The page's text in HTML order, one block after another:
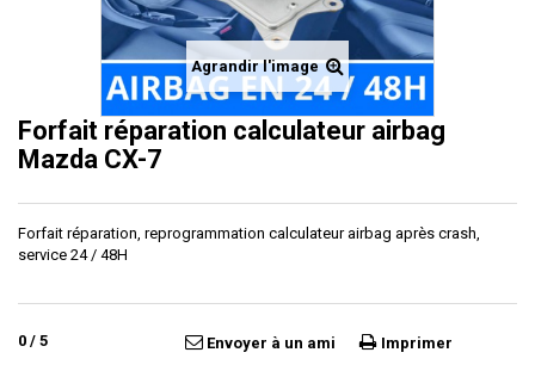
Agrandir l'image
Forfait réparation calculateur airbag
Mazda CX-7
Forfait réparation, reprogrammation calculateur airbag après crash,
service 24 / 48H
0 / 5 Envoyer à un ami Imprimer